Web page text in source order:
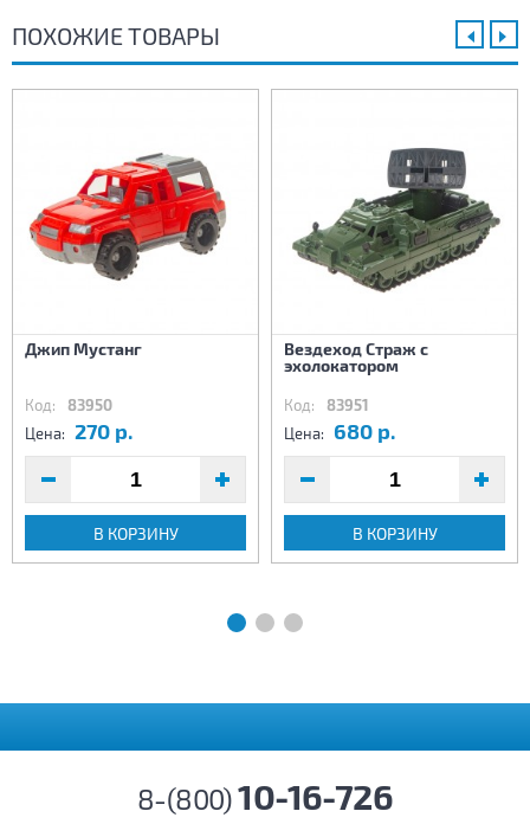
ПОХОЖИЕ ТОВАРЫ
Джип Мустанг
Код: 83950
Цена: 270 р.
В КОРЗИНУ
Вездеход Страж с
эхолокатором
Код: 83951
Цена: 680 р.
В КОРЗИНУ
8-(800)10-16-726